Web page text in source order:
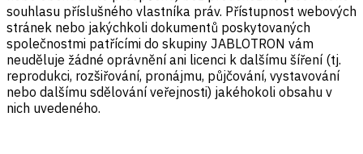
souhlasu příslušného vlastníka práv. Přístupnost webových
stránek nebo jakýchkoli dokumentů poskytovaných
společnostmi patřícími do skupiny JABLOTRON vám
neuděluje žádné oprávnění ani licenci k dalšímu šíření (tj.
reprodukci, rozšiřování, pronájmu, půjčování, vystavování
nebo dalšímu sdělování veřejnosti) jakéhokoli obsahu v
nich uvedeného.